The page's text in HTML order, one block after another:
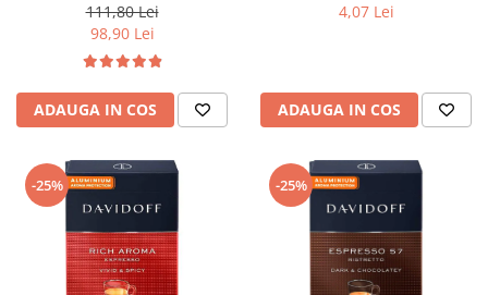
111,80 Lei
98,90 Lei
ADAUGA IN COS
4,07 Lei
ADAUGA IN COS
-25% -25%